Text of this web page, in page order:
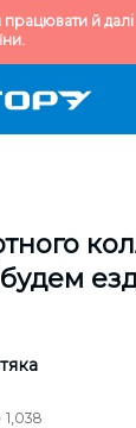
й
1,038